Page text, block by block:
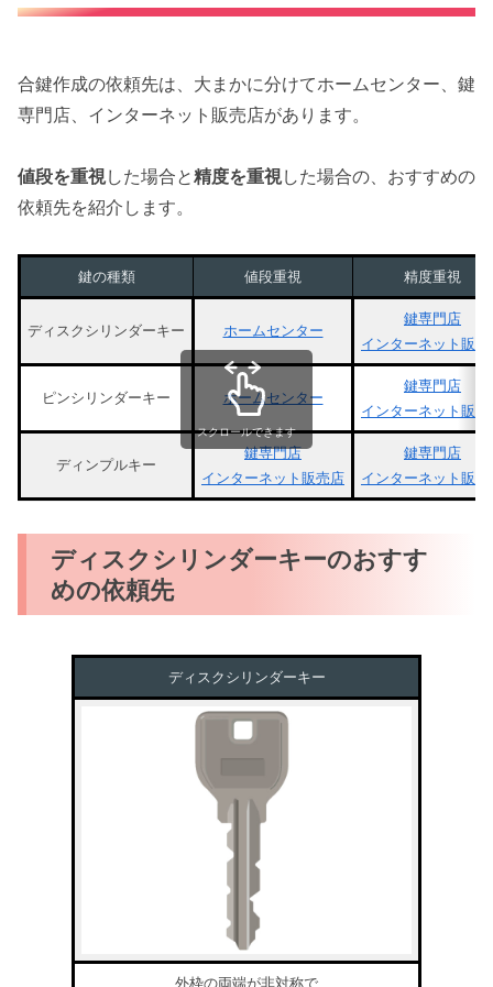
合鍵作成の依頼先は、大まかに分けてホームセンター、鍵
専門店、インターネット販売店があります。
値段を重視した場合と精度を重視した場合の、おすすめの
依頼先を紹介します。
鍵の種類 値段重視 精度重視
ディスクシリンダーキー ホームセンター
鍵専門店
インターネット販売
ピンシリンダーキー ホームセンター
鍵専門店
インターネット販売
ディンプルキー
鍵専門店
インターネット販売店
鍵専門店
インターネット販売
スクロールできます
ディスクシリンダーキーのおすす
めの依頼先
ディスクシリンダーキー
外枠の両端が非対称で